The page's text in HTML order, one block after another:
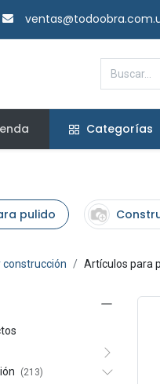
Categorías
pulido
construcción Artículos para
(213)